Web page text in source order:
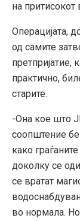
на
Операцијата,
од самите
претпријатие,
практично,
старите.
-Она кое што
соопштение
како
доколку се
се вратат
во нормала.